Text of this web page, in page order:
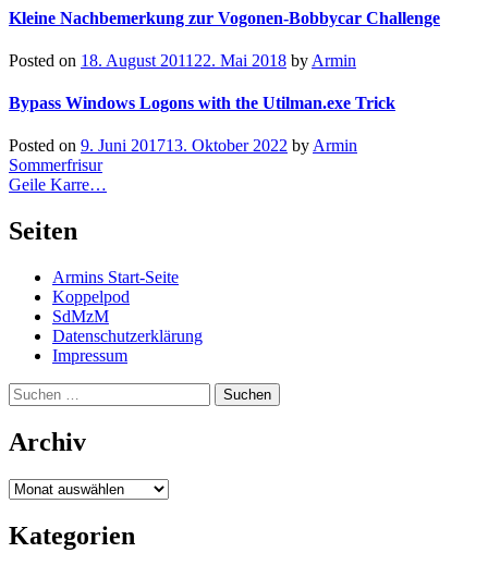
Kleine Nachbemerkung zur Vogonen-Bobbycar Challenge
Posted on 18. August 2011 22. Mai 2018 by Armin
Bypass Windows Logons with the Utilman.exe Trick
Posted on 9. Juni 201713. Oktober 2022 by Armin
Beitragsnavigation
Sommerfrisur
Geile Karre…
Seiten
Armins Start-Seite
Koppelpod
SdMzM
Datenschutzerklärung
Impressum
Suchen
nach:
Archiv
Archiv
Kategorien